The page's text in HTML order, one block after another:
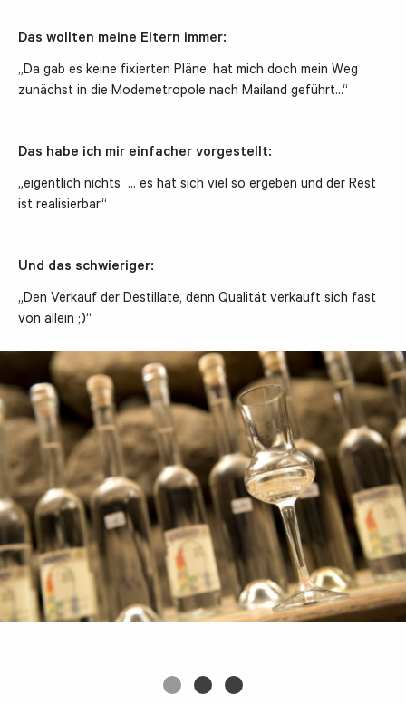
Das wollten meine Eltern immer:
„Da gab es keine fixierten Pläne, hat mich doch mein Weg
zunächst in die Modemetropole nach Mailand geführt…“
Das habe ich mir einfacher vorgestellt:
„eigentlich nichts … es hat sich viel so ergeben und der Rest
ist realisierbar.“
Und das schwieriger:
„Den Verkauf der Destillate, denn Qualität verkauft sich fast
von allein ;)“